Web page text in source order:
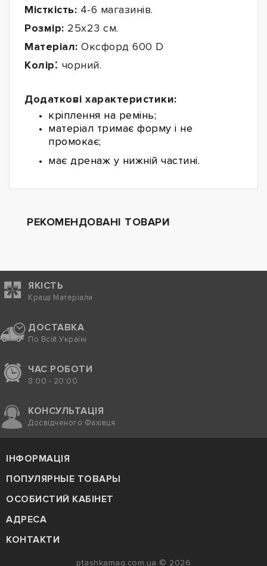
Місткість: 4-6 магазинів.
Розмір: 25x23 см.
Матеріал: Оксфорд 600 D
Колір: чорний.
Додаткові характеристики:
кріплення на ремінь;
матеріал тримає форму і не
промокає;
має дренаж у нижній частині.
РЕКОМЕНДОВАНІ ТОВАРИ
ЯКІСТЬ
Кращі Матеріали
ДОСТАВКА
По Всій Україні
ЧАС РОБОТИ
8:00 - 20:00
КОНСУЛЬТАЦІЯ
Досвідченого Фахівця
ІНФОРМАЦІЯ
ПОПУЛЯРНЫЕ ТОВАРЫ
ОСОБИСТИЙ КАБІНЕТ
АДРЕСА
КОНТАКТИ
ptashkamag.com.ua © 2026